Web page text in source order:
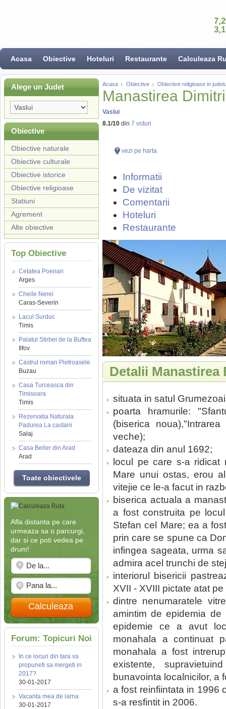
Acasa Obiective Hoteluri Restaurante Calculeaza
Alege un Judet
Obiective
Obiective naturale
Obiective culturale
Obiective istorice
Obiective religioase
Statiuni
Agrement
Alte obiective
Top Obiective
Cetatea Poenari
Arges
Cheile Nerei
Caras-Severin
Lacul Surduc
Timis
Palatul Stirbei de la Buftea
Ilfov
Castrul roman Pietroasele
Buzau
Casa Turceasca din
Timisoara
Timis
Rezervatia Naturala
Padurea La castani
Salaj
Casa Beller din Arad
Arad
Toate obiectivele
Afla distanta pe care
urmeaza sa o parcurgi,
dar si ce poti vedea pe
drum!
Calculeaza
Forum: Topicuri Noi
In ce locuri din tara va
propuneti sa mergeti in
2017?
30-01-2017
Vacanta mea de iarna
30-01-2017
Acasa Obiective Obiective religioase in
Manastirea
Vaslui
8.1/10 din 7 voturi
vezi pe harta
Informatii
De vizitat
Comentarii
Hoteluri
Restaurante
Detalii Manastirea
situata in satul
poarta hramurile:
(biserica
veche);
dateaza din anul 1692;
locul pe care s-a
Mare unui ostas, erou
vitejie ce le-a facut in
biserica actuala a
a fost construita pe
Stefan cel Mare; ea a
prin care se spune ca
infingea sageata, urma
admira acel trunchi de
interiorul bisericii
XVII - XVIII pictate atat
dintre nenumaratele
amintim de epidemia
epidemie ce a avut
monahala a continuat
monahala a fost
existente,
bunavointa localnicilor, a
a fost reinfiintata in 1996
s-a resfintit in 2006.